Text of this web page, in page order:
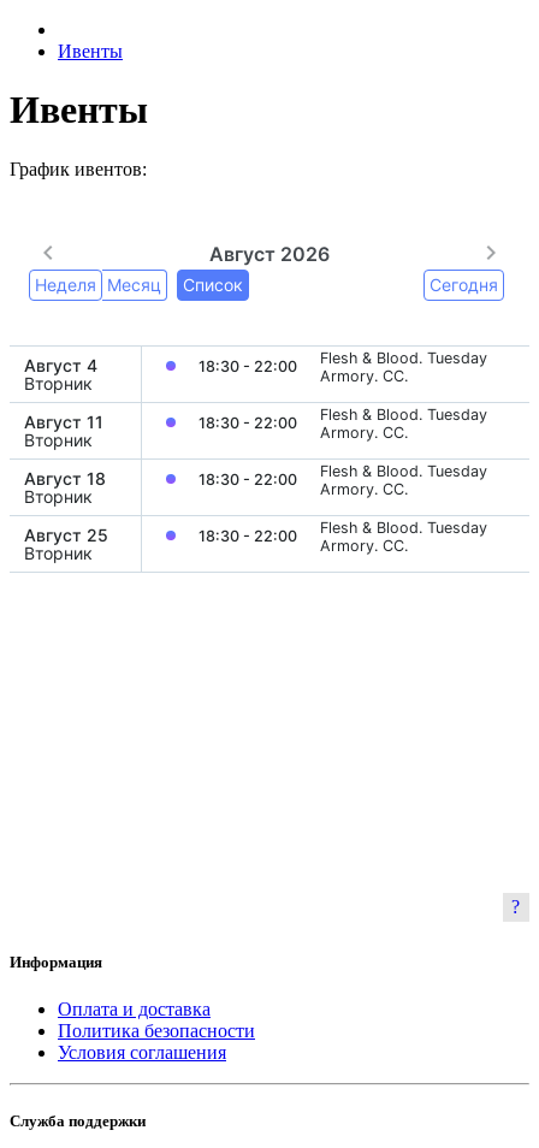
Ивенты
Ивенты
График ивентов:
Информация
Оплата и доставка
Политика безопасности
Условия соглашения
Служба поддержки